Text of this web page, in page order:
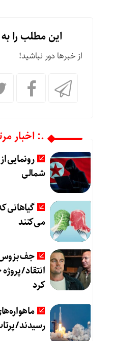
این مطلب را
از خبرها دور نباشید!
.: اخبار
رونمایی
شمالی
گیاهانی
می‌کنند
جف بزوس و
کرد
رسیدند / پرتاب ۲۴ ماهواره با